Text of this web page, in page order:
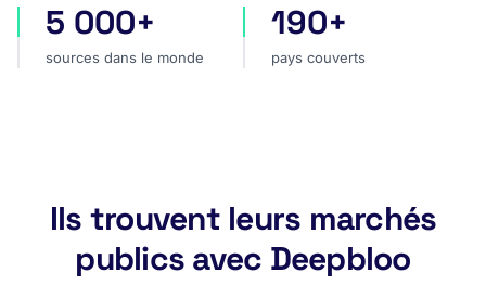
sources dans le monde
5 000+
sources dans le monde
pays couverts
190+
pays couverts
Ils trouvent leurs marchés
publics avec Deepbloo